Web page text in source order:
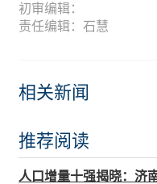
初审编辑：
责任编辑：石慧
相关新闻
推荐阅读
人口增量十强揭晓：济